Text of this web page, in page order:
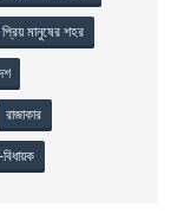
প্রিয় মানুষের শহর
রাজাকার